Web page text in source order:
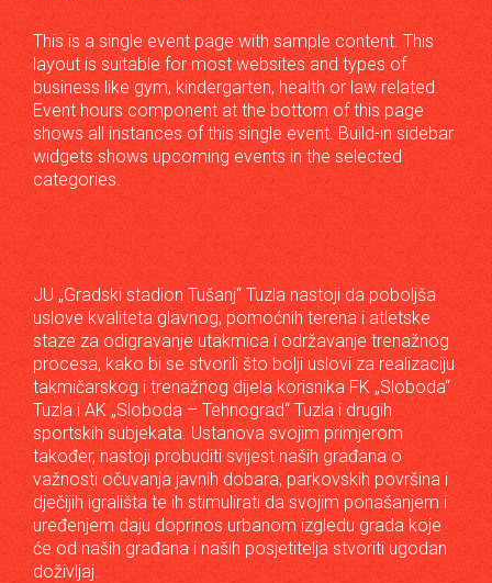
This is a single event page with sample content. This
layout is suitable for most websites and types of
business like gym, kindergarten, health or law related.
Event hours component at the bottom of this page
shows all instances of this single event. Build-in sidebar
widgets shows upcoming events in the selected
categories.
JU „Gradski stadion Tušanj“ Tuzla nastoji da poboljša
uslove kvaliteta glavnog, pomoćnih terena i atletske
staze za odigravanje utakmica i održavanje trenažnog
procesa, kako bi se stvorili što bolji uslovi za realizaciju
takmičarskog i trenažnog dijela korisnika FK „Sloboda“
Tuzla i AK „Sloboda – Tehnograd“ Tuzla i drugih
sportskih subjekata. Ustanova svojim primjerom
također, nastoji probuditi svijest naših građana o
važnosti očuvanja javnih dobara, parkovskih površina i
dječijih igrališta te ih stimulirati da svojim ponašanjem i
uređenjem daju doprinos urbanom izgledu grada koje
će od naših građana i naših posjetitelja stvoriti ugodan
doživljaj.